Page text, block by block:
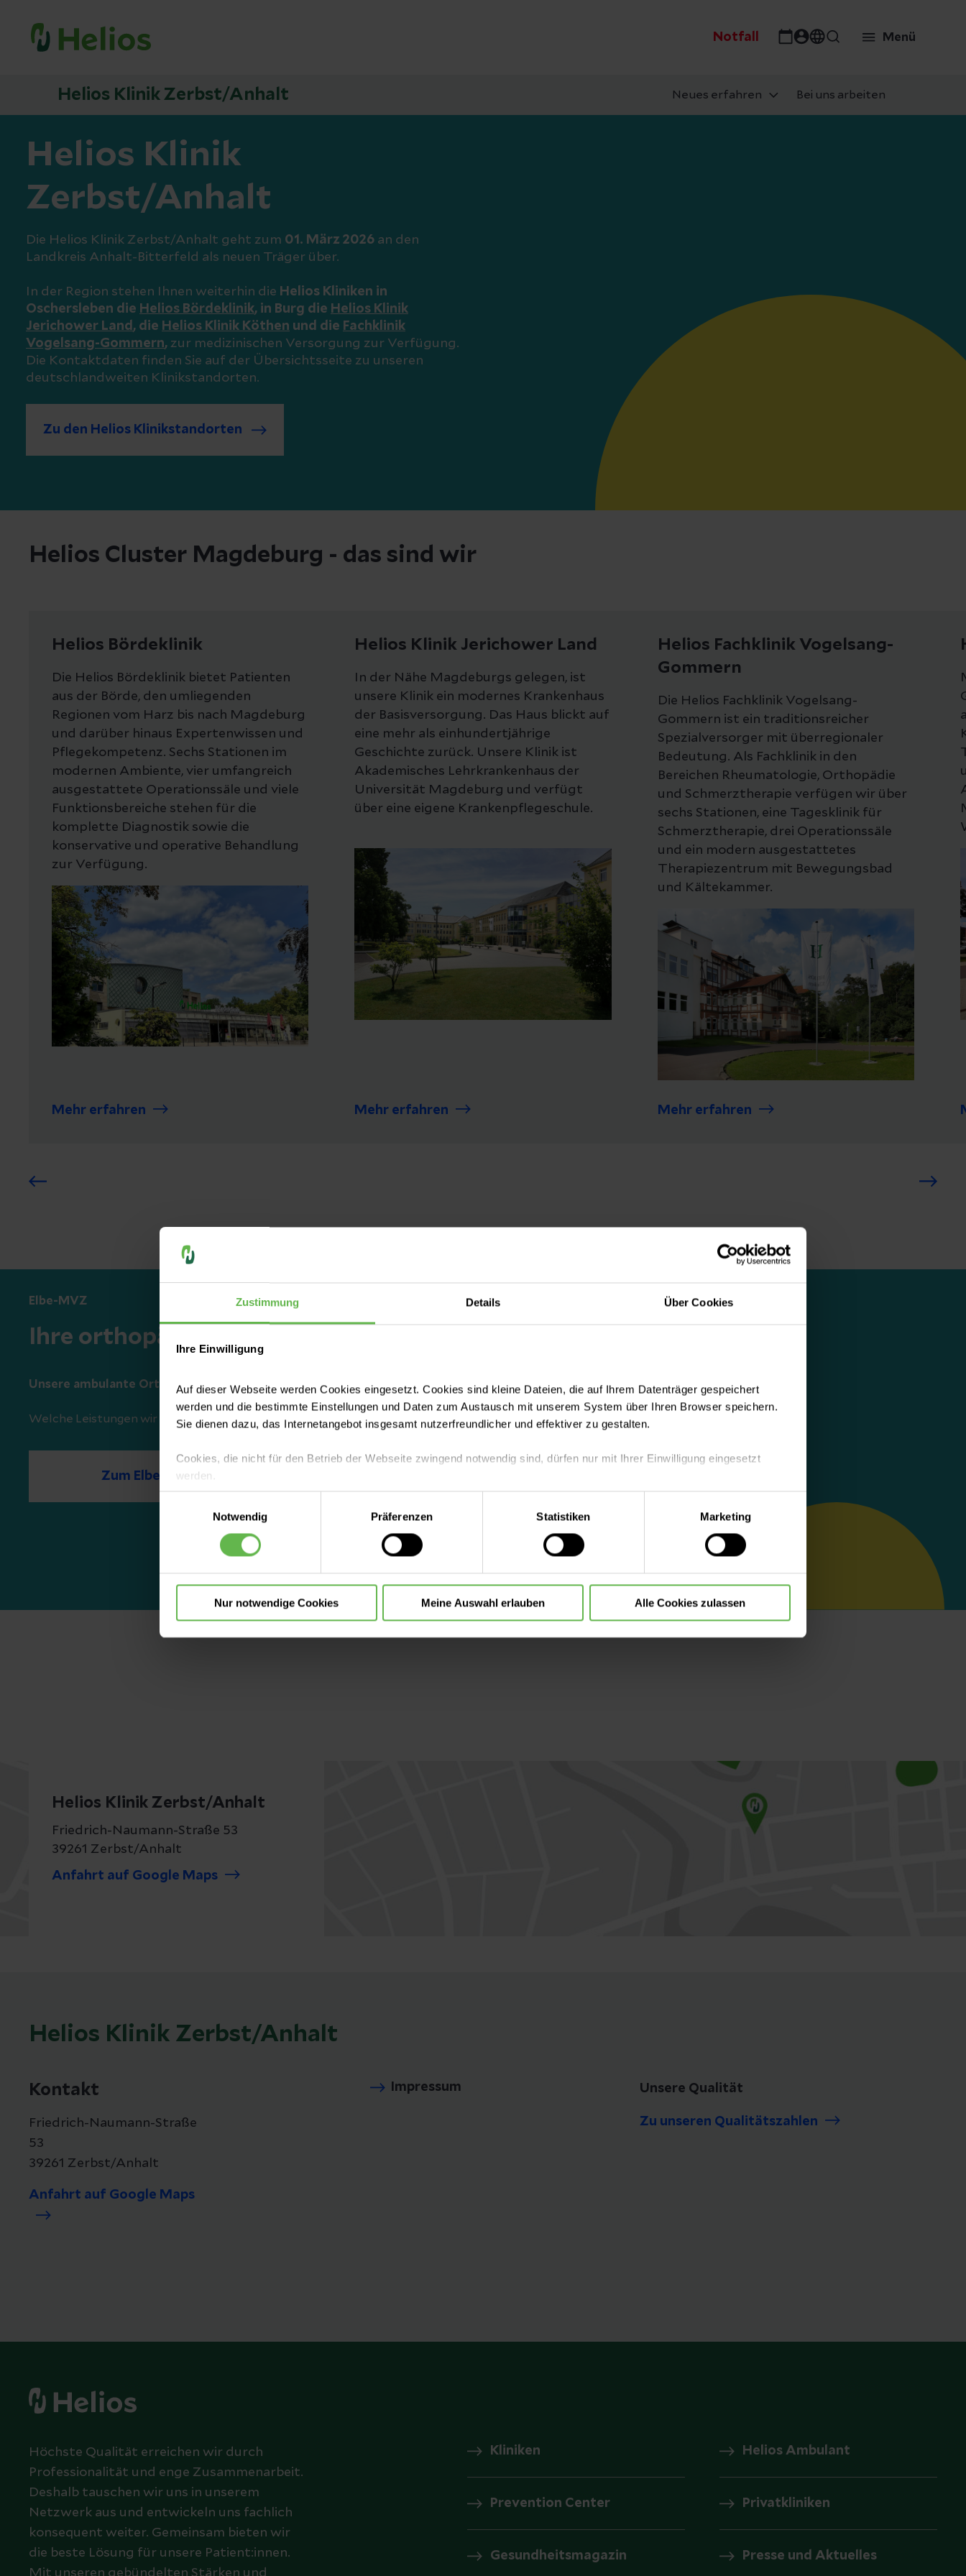
Zustimmung Details Über Cookies
Ihre Einwilligung
Auf dieser Webseite werden Cookies eingesetzt. Cookies sind kleine Dateien, die auf Ihrem Datenträger gespeichert
werden und die bestimmte Einstellungen und Daten zum Austausch mit unserem System über Ihren Browser speichern.
Sie dienen dazu, das Internetangebot insgesamt nutzerfreundlicher und effektiver zu gestalten.
Cookies, die nicht für den Betrieb der Webseite zwingend notwendig sind, dürfen nur mit Ihrer Einwilligung eingesetzt
werden.
Es steht Ihnen frei, unsere Seite mit nur den notwendigen Cookies zu benutzen, eine individuelle Auswahl hinsichtlich der
nicht notwendigen Cookies zu treffen oder durch Auswahl von „Alle Cookies akzeptieren“ in die Verwendung aller Cookies
einzuwilligen. Ihre Auswahlentscheidung können Sie jederzeit ändern oder widerrufen.
Einwilligungsauswahl
Notwendig
Präferenzen Statistiken Marketing
Nur notwendige Cookies Meine Auswahl erlauben Alle Cookies zulassen
Notfall Menü
Helios Klinik Zerbst/Anhalt Neues erfahren Bei uns arbeiten
Helios Klinik
Zerbst/Anhalt
Die Helios Klinik Zerbst/Anhalt geht zum 01. März 2026 an den
Landkreis Anhalt-Bitterfeld als neuen Träger über.
In der Region stehen Ihnen weiterhin die Helios Kliniken in
Oschersleben die Helios Bördeklinik, in Burg die Helios Klinik
Jerichower Land , die Helios Klinik Köthen und die Fachklinik
Vogelsang-Gommern, zur medizinischen Versorgung zur Verfügung.
Die Kontaktdaten finden Sie auf der Übersichtsseite zu unseren
deutschlandweiten Klinikstandorten.
Zu den Helios Klinikstandorten
Helios Cluster Magdeburg - das sind wir
Helios Bördeklinik
Die Helios Bördeklinik bietet Patienten
aus der Börde, den umliegenden
Regionen vom Harz bis nach Magdeburg
und darüber hinaus Expertenwissen und
Pflegekompetenz. Sechs Stationen im
modernen Ambiente, vier umfangreich
ausgestattete Operationssäle und viele
Funktionsbereiche stehen für die
komplette Diagnostik sowie die
konservative und operative Behandlung
zur Verfügung.
Mehr erfahren
Helios Klinik Jerichower Land
In der Nähe Magdeburgs gelegen, ist
unsere Klinik ein modernes Krankenhaus
der Basisversorgung. Das Haus blickt auf
eine mehr als einhundertjährige
Geschichte zurück. Unsere Klinik ist
Akademisches Lehrkrankenhaus der
Universität Magdeburg und verfügt
über eine eigene Krankenpflegeschule.
Mehr erfahren
Helios Fachklinik Vogelsang-
Gommern
Die Helios Fachklinik Vogelsang-
Gommern ist ein traditionsreicher
Spezialversorger mit überregionaler
Bedeutung. Als Fachklinik in den
Bereichen Rheumatologie, Orthopädie
und Schmerztherapie verfügen wir über
sechs Stationen, eine Tagesklinik für
Schmerztherapie, drei Operationssäle
und ein modern ausgestattetes
Therapiezentrum mit Bewegungsbad
und Kältekammer.
Mehr erfahren
Elbe-MVZ
Ihre orthopädische Praxis vor Ort
Unsere ambulante Orthopädie ist weiterhin in Zerbst für Sie da.
Welche Leistungen wir Ihnen dort anbieten und wie Sie Termine buchen können:
Zum Elbe-MVZ
Helios Klinik Zerbst/Anhalt
Friedrich-Naumann-Straße 53
39261 Zerbst/Anhalt
Anfahrt auf Google Maps
Helios Klinik Zerbst/Anhalt
Kontakt
Friedrich-Naumann-Straße
53
39261 Zerbst/Anhalt
Anfahrt auf Google Maps
Impressum Unsere Qualität
Zu unseren Qualitätszahlen
Höchste Qualität erreichen wir durch
Professionalität und enge Zusammenarbeit.
Deshalb tauschen wir uns in unserem
Netzwerk aus und entwickeln uns fachlich
konsequent weiter. Gemeinsam bieten wir
die beste Lösung für unsere Patient:innen.
Mit unseren gebündelten Stärken und
Kliniken Helios Ambulant
Prevention Center Privatkliniken
Gesundheitsmagazin Presse und Aktuelles